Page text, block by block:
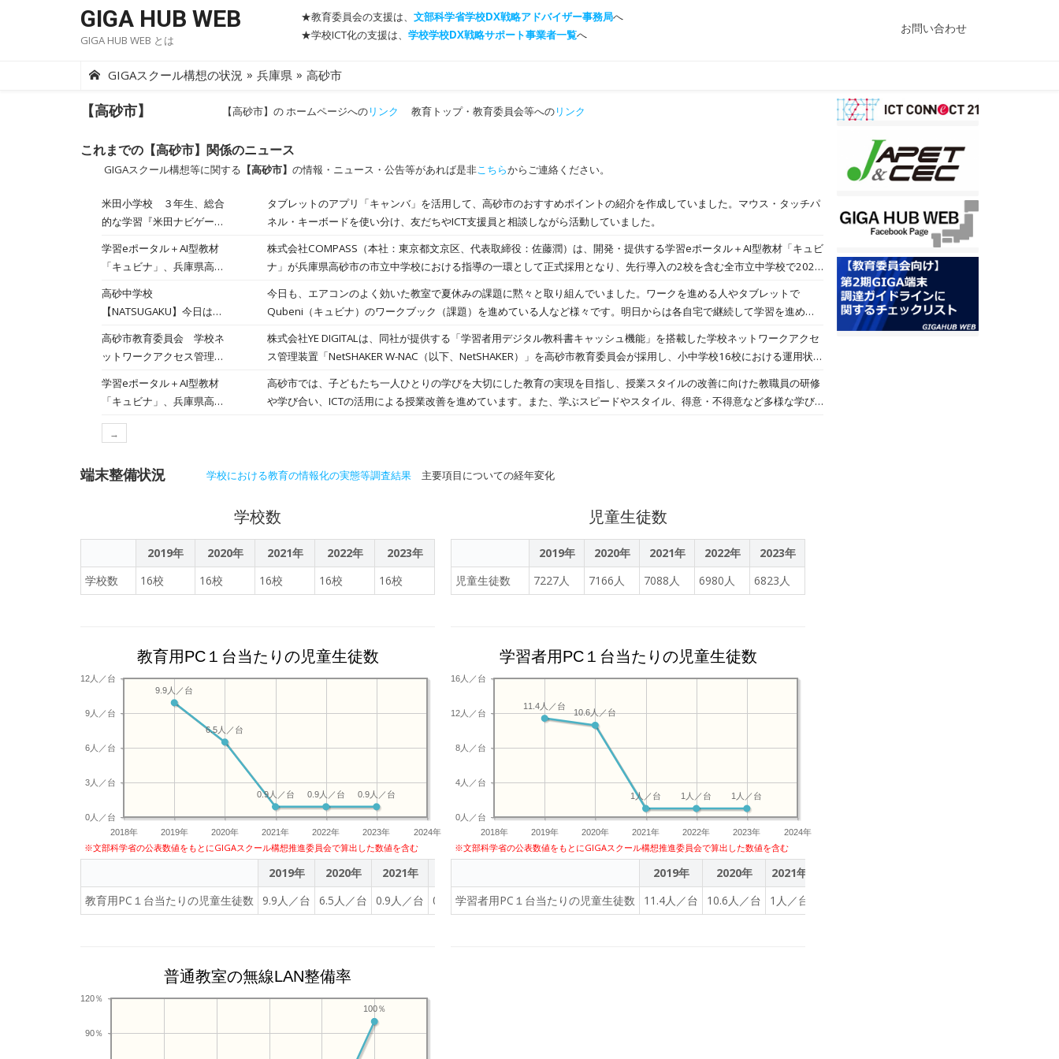
GIGA HUB WEB
GIGA HUB WEB とは
★教育委員会の支援は、 文部科学省学校DX戦略アドバイザー事務局へ
★学校ICT化の支援は、 学校学校DX戦略サポート事業者一覧へ お問い合わせ
GIGAスクール構想の状況 » 兵庫県 » 高砂市
【高砂市】 【高砂市】の ホームページへのリンク 教育トップ・教育委員会等へのリンク
これまでの【高砂市】関係のニュース
GIGAスクール構想等に関する 【高砂市】 の情報・ニュース・公告等があれば是非こちらからご連絡ください。
米田小学校 ３年生、総合
的な学習『米田ナビゲーシ
タブレットのアプリ「キャンバ」を活用して、高砂市のおすすめポイントの紹介を作成していました。マウス・タッチパ
ネル・キーボードを使い分け、友だちやICT支援員と相談しながら活動していました。
学習eポータル＋AI型教材
「キュビナ」、兵庫県高砂
学校6校へ導入、約2,300人
が利用
株式会社COMPASS（本社：東京都文京区、代表取締役：佐藤潤）は、開発・提供する学習eポータル＋AI型教材「キュビ
ナ」が兵庫県高砂市の市立中学校における指導の一環として正式採用となり、先行導入の2校を含む全市立中学校で2025
現を目指し、授業スタイルの改善に向けた教職員の研修や学び合い、ICTの活用による授業改善を進めています。また、
学ぶスピードやスタイル、得意・不得意など多様な学び方に応じた支援を充実させることで、すべての子どもが学びやす
い環境づくりに取り組んでいます。 こうした取り組みの一環として、2025年4月より市内の中学校2校でAI型教材「キュ
ビナ」を導入いただいておりましたが、このたび市内全中学校（1～3年）での正式採用が決定いたしました。先行導入の
2校を含む計6校、約2,300人​が2025年9月より利用を開始いたします。 高砂市教育委員会 コメント 本市では「子ども
が主役の学び」という教育ビジョンを掲げ、GIGAスクール構想による一人１台端末の整備を活かして、個別最適な学び
と協働的な学びの一体的な充実の実現を目指しております。その中で、生徒一人ひとりの理解度に応じた学習支援を可能
導方法の情報共有が進み、研修や他校との連携も円滑に行える体制が整いました。また、市教育委員会としても学習デー
みは、生徒が「自分に合った学び」を実感できる環境の整備と、教員が授業に注力できる教育環境の両立を実現するもの
であり、本市の教育ビジョンの具体化に向けた大きな一歩と捉えています。
高砂中学校
【NATSUGAKU】今日は前
今日も、エアコンのよく効いた教室で夏休みの課題に黙々と取り組んでいました。ワークを進める人やタブレットで
Qubeni（キュビナ）のワークブック（課題）を進めている人など様々です。明日からは各自宅で継続して学習を進めて
導ボランティアが参加する予定です。
高砂市教育委員会 学校ネ
ットワークアクセス管理装
株式会社YE DIGITALは、同社が提供する「学習者用デジタル教科書キャッシュ機能」を搭載した学校ネットワークアクセ
ス管理装置「NetSHAKER W-NAC（以下、NetSHAKER）」を高砂市教育委員会が採用し、小中学校16校における運用状況
遅いことや頻繁なOSアップデートによる回線負荷が課題となり、根本的なシステムの見直しが必要となった。
学習eポータル＋AI型教材
「キュビナ」、兵庫県高砂
校へ先行導入、約620人が
高砂市では、子どもたち一人ひとりの学びを大切にした教育の実現を目指し、授業スタイルの改善に向けた教職員の研修
や学び合い、ICTの活用による授業改善を進めています。また、学ぶスピードやスタイル、得意・不得意など多様な学び
度・定着度の差」があります。この差が、すべての生徒の学びを保証する授業実現を困難にしています。キュビナを導入
けることができます。従来、こうした授業を実現させるためには、教師は膨大な時間を使って教材準備をする必要があり
ました。キュビナ導入により、生徒だけでなく教職員のWell-Beingの向上を図ることができます。また、本校では兵庫県
教育委員会から「教育データ利活用事業」の指定を受け、生徒の心の健康観察データとキュビナの利用頻度等の多様なデ
ータを組み合わせ、学習意欲とその成果の見える化を目指しています。「学びの個別最適化」を生徒の心理と連携させる
取り組みに新たな授業スタイルの可能性を感じています。 COMPASSでは、現在全国の小中学校約2,300校で100万人以
→
端末整備状況 学校における教育の情報化の実態等調査結果 主要項目についての経年変化
学校数
2019年 2020年 2021年 2022年
2023年
学校数
16校 16校 16校 16校 16校
児童生徒数
2019年 2020年 2021年 2022年
2023年
児童生徒数
7227人 7166人 7088人 6980人 6823人
教育用PC１台当たりの児童生徒数
2018年 2019年 2020年 2021年 2022年 2023年 2024年
0人／台
3人／台
6人／台
9人／台
12人／台
0.9人／台
0.9人／台
0.9人／台
6.5人／台
9.9人／台
※文部科学省の公表数値をもとにGIGAスクール構想推進委員会で算出した数値を含む
2019年 2020年 2021年
教育用PC１台当たりの児童生徒数
9.9人／台 6.5人／台 0.9人／台 0.9人／台 0.9人／台
学習者用PC１台当たりの児童生徒数
2018年 2019年 2020年 2021年 2022年 2023年 2024年
0人／台
4人／台
8人／台
12人／台
16人／台
1人／台
1人／台
1人／台
10.6人／台
11.4人／台
※文部科学省の公表数値をもとにGIGAスクール構想推進委員会で算出した数値を含む
2019年 2020年 2021年
学習者用PC１台当たりの児童生徒数
11.4人／台 10.6人／台 1人／台
普通教室の無線LAN整備率
90％
120％
100％